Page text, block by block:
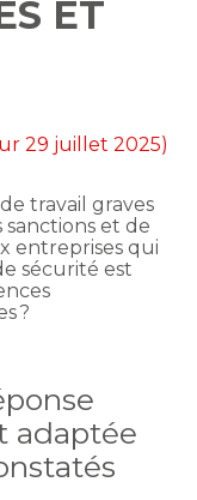
ET
29 juillet 2025)
travail graves
et de
entreprises qui
sécurité est
?
adaptée